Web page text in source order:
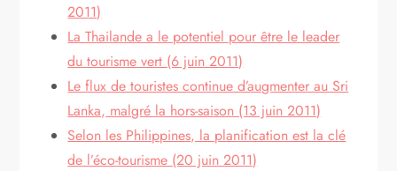
2011)
La Thailande a le potentiel pour être le leader
du tourisme vert (6 juin 2011)
Le flux de touristes continue d’augmenter au Sri
Lanka, malgré la hors-saison (13 juin 2011)
Selon les Philippines, la planification est la clé
de l’éco-tourisme (20 juin 2011)